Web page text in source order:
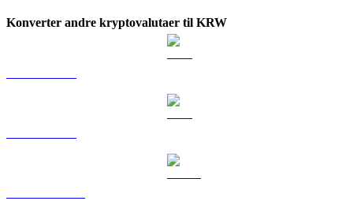
Konverter andre kryptovalutaer til KRW